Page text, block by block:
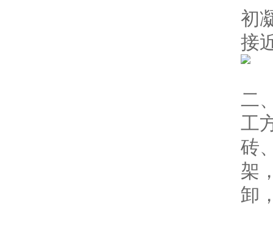
初
接
二
工
砖
架
卸